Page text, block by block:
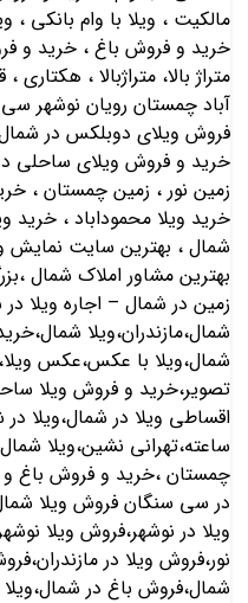
مالکیت ، ویلا با وام بانکی ،
خرید و فروش باغ ، خرید و
متراژ بالا، متراژبالا ،
آباد چمستان رویان نوشهر
فروش ویلای دوبلکس در
خرید و فروش ویلای ساحلی
زمین نور ، زمین چمستان ،
خرید ویلا محموداباد ، خرید
شمال ، بهترین سایت نمایش
بهترین مشاور املاک شمال
زمین در شمال – اجاره ویلا در
شمال،مازندران،ویلا
شمال،ویلا با عکس،عکس
تصویر،خرید و فروش ویلا
ساعته،تهرانی نشین،ویلا
چمستان ،خرید و فروش باغ و
در سی سنگان فروش ویلا
ویلا در نوشهر،فروش ویلا
نور،فروش ویلا در
شمال،فروش باغ در شمال،ویلا